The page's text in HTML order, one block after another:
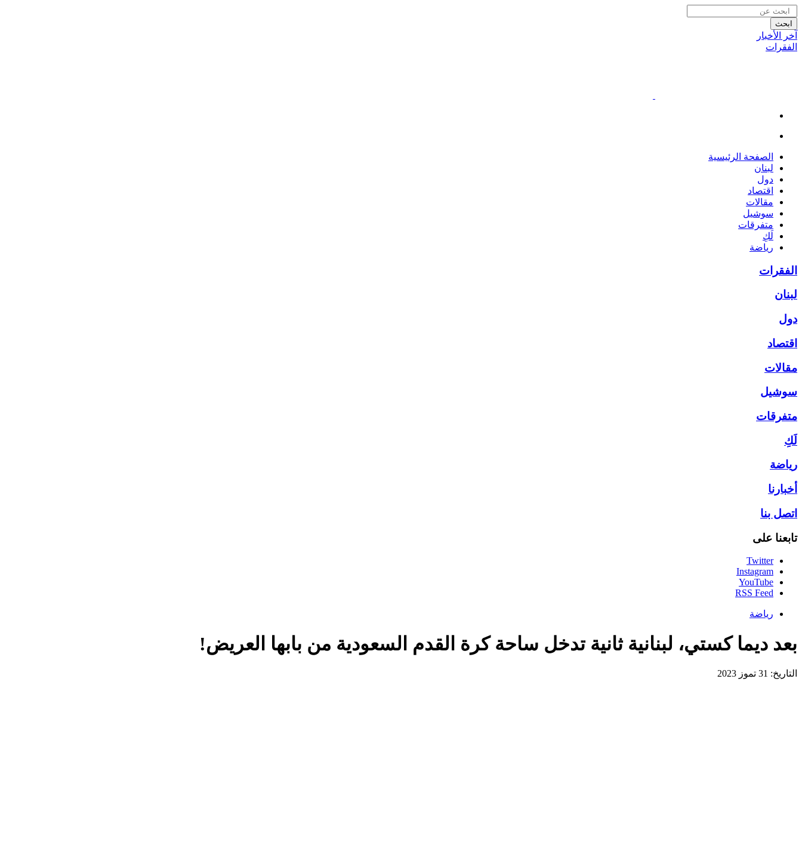
ابحث
آخر الأخبار
الفقرات
الصفحة الرئيسية
لبنان
دول
اقتصاد
مقالات
سوشيل
متفرقات
لَكِ
رياضة
الفقرات
لبنان
دول
اقتصاد
مقالات
سوشيل
متفرقات
لَكِ
رياضة
أخبارنا
اتصل بنا
تابعنا على
Twitter
Instagram
YouTube
RSS Feed
رياضة
بعد ديما كستي، لبنانية ثانية تدخل ساحة كرة القدم السعودية من بابها العريض!
التاريخ: 31 تموز 2023